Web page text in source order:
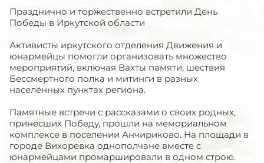
Празднично и торжественно встретили День
Победы в Иркутской области
Активисты иркутского отделения Движения и
юнармейцы помогли организовать множество
мероприятий, включая Вахты памяти, шествия
Бессмертного полка и митинги в разных
населённых пунктах региона.
Памятные встречи с рассказами о своих родных,
принесших Победу, прошли на мемориальном
комплексе в поселении Анчириково. На площади в
городе Вихоревка однополчане вместе с
юнармейцами промаршировали в одном строю.